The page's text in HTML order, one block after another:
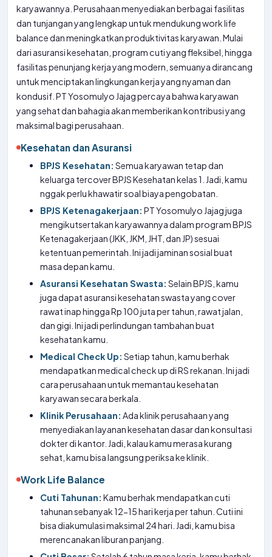
karyawannya. Perusahaan menyediakan berbagai fasilitas
dan tunjangan yang lengkap untuk mendukung work life
balance dan meningkatkan produktivitas karyawan. Mulai
dari asuransi kesehatan, program cuti yang fleksibel, hingga
fasilitas penunjang kerja yang modern, semuanya dirancang
untuk menciptakan lingkungan kerja yang nyaman dan
kondusif. PT Yosomulyo Jajag percaya bahwa karyawan
yang sehat dan bahagia akan memberikan kontribusi yang
maksimal bagi perusahaan.
Kesehatan dan Asuransi
BPJS Kesehatan: Semua karyawan tetap dan
keluarga tercover BPJS Kesehatan kelas 1. Jadi, kamu
nggak perlu khawatir soal biaya pengobatan.
BPJS Ketenagakerjaan: PT Yosomulyo Jajag juga
mengikutsertakan karyawannya dalam program BPJS
Ketenagakerjaan (JKK, JKM, JHT, dan JP) sesuai
ketentuan pemerintah. Ini jadi jaminan sosial buat
masa depan kamu.
Asuransi Kesehatan Swasta: Selain BPJS, kamu
juga dapat asuransi kesehatan swasta yang cover
rawat inap hingga Rp 100 juta per tahun, rawat jalan,
dan gigi. Ini jadi perlindungan tambahan buat
kesehatan kamu.
Medical Check Up: Setiap tahun, kamu berhak
mendapatkan medical check up di RS rekanan. Ini jadi
cara perusahaan untuk memantau kesehatan
karyawan secara berkala.
Klinik Perusahaan: Ada klinik perusahaan yang
menyediakan layanan kesehatan dasar dan konsultasi
dokter di kantor. Jadi, kalau kamu merasa kurang
sehat, kamu bisa langsung periksa ke klinik.
Work Life Balance
Cuti Tahunan: Kamu berhak mendapatkan cuti
tahunan sebanyak 12-15 hari kerja per tahun. Cuti ini
bisa diakumulasi maksimal 24 hari. Jadi, kamu bisa
merencanakan liburan panjang.